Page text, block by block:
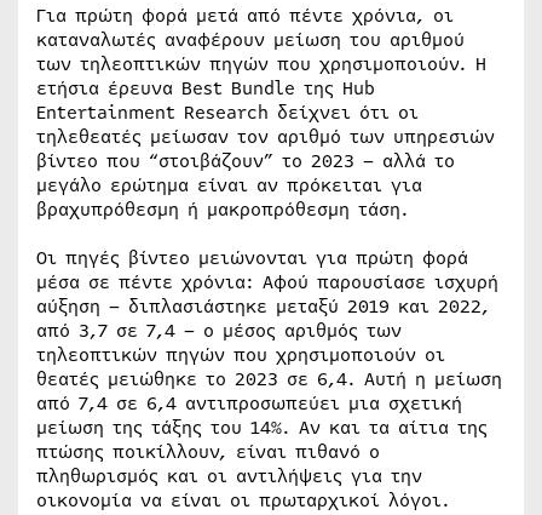
Για πρώτη φορά μετά από πέντε χρόνια, οι
καταναλωτές αναφέρουν μείωση του αριθμού
των τηλεοπτικών πηγών που χρησιμοποιούν. Η
ετήσια έρευνα Best Bundle της Hub
Entertainment Research δείχνει ότι οι
τηλεθεατές μείωσαν τον αριθμό των υπηρεσιών
βίντεο που “στοιβάζουν” το 2023 – αλλά το
μεγάλο ερώτημα είναι αν πρόκειται για
βραχυπρόθεσμη ή μακροπρόθεσμη τάση.
Οι πηγές βίντεο μειώνονται για πρώτη φορά
μέσα σε πέντε χρόνια: Αφού παρουσίασε ισχυρή
αύξηση – διπλασιάστηκε μεταξύ 2019 και 2022,
από 3,7 σε 7,4 – ο μέσος αριθμός των
τηλεοπτικών πηγών που χρησιμοποιούν οι
θεατές μειώθηκε το 2023 σε 6,4. Αυτή η μείωση
από 7,4 σε 6,4 αντιπροσωπεύει μια σχετική
μείωση της τάξης του 14%. Αν και τα αίτια της
πτώσης ποικίλλουν, είναι πιθανό ο
πληθωρισμός και οι αντιλήψεις για την
οικονομία να είναι οι πρωταρχικοί λόγοι.